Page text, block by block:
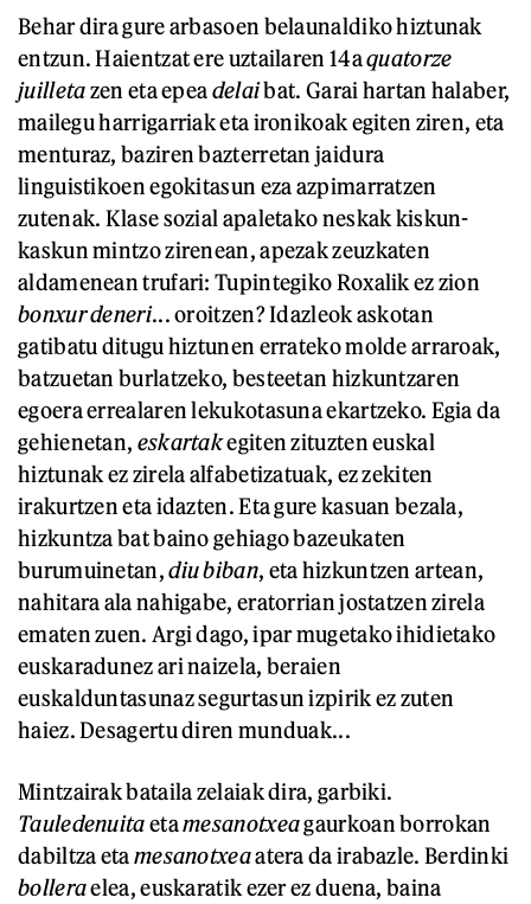
Behar dira gure arbasoen belaunaldiko hiztunak
entzun. Haientzat ere uztailaren 14aquatorze
juilletazen eta epeadelaibat. Garai hartan halaber,
mailegu harrigarriak eta ironikoak egiten ziren, eta
menturaz, baziren bazterretan jaidura
linguistikoen egokitasun eza azpimarratzen
zutenak. Klase sozial apaletako neskak kiskun-
kaskun mintzo zirenean, apezak zeuzkaten
aldamenean trufari: Tupintegiko Roxalik ez zion
bonxur deneri... oroitzen? Idazleok askotan
gatibatu ditugu hiztunen errateko molde arraroak,
batzuetan burlatzeko, besteetan hizkuntzaren
egoera errealaren lekukotasuna ekartzeko. Egia da
gehienetan, eskartakegiten zituzten euskal
hiztunak ez zirela alfabetizatuak, ez zekiten
irakurtzen eta idazten. Eta gure kasuan bezala,
hizkuntza bat baino gehiago bazeukaten
burumuinetan,diu biban, eta hizkuntzen artean,
nahitara ala nahigabe, eratorrian jostatzen zirela
ematen zuen. Argi dago, ipar mugetako ihidietako
euskaradunez ari naizela, beraien
euskalduntasunaz segurtasun izpirik ez zuten
haiez. Desagertu diren munduak...
Mintzairak bataila zelaiak dira, garbiki.
Tauledenuitaetamesanotxeagaurkoan borrokan
dabiltza etamesanotxeaatera da irabazle. Berdinki
bolleraelea, euskaratik ezer ez duena, baina